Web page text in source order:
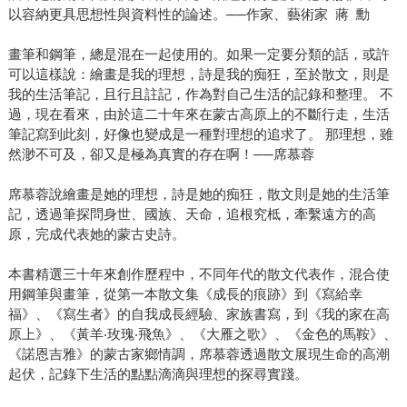
以容納更具思想性與資料性的論述。──作家、藝術家 蔣 勳
畫筆和鋼筆，總是混在一起使用的。如果一定要分類的話，或許
可以這樣說：繪畫是我的理想，詩是我的痴狂，至於散文，則是
我的生活筆記，且行且註記，作為對自己生活的記錄和整理。 不
過，現在看來，由於這二十年來在蒙古高原上的不斷行走，生活
筆記寫到此刻，好像也變成是一種對理想的追求了。 那理想，雖
然渺不可及，卻又是極為真實的存在啊！──席慕蓉
席慕蓉說繪畫是她的理想，詩是她的痴狂，散文則是她的生活筆
記，透過筆探問身世、國族、天命，追根究柢，牽繫遠方的高
原，完成代表她的蒙古史詩。
本書精選三十年來創作歷程中，不同年代的散文代表作，混合使
用鋼筆與畫筆，從第一本散文集《成長的痕跡》到《寫給幸
福》、《寫生者》的自我成長經驗、家族書寫，到《我的家在高
原上》、《黃羊‧玫瑰‧飛魚》、《大雁之歌》、《金色的馬鞍》、
《諾恩吉雅》的蒙古家鄉情調，席慕蓉透過散文展現生命的高潮
起伏，記錄下生活的點點滴滴與理想的探尋實踐。